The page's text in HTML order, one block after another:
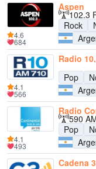
Aspen
102.3
Rock
4.6
684
Radio
Pop
4.1
566
Radio
590
Pop
4.1
493
Cadena 3